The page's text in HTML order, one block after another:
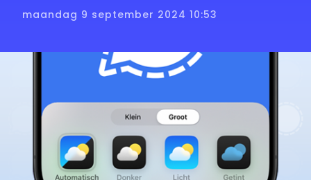
maandag 9 september 2024 10:53